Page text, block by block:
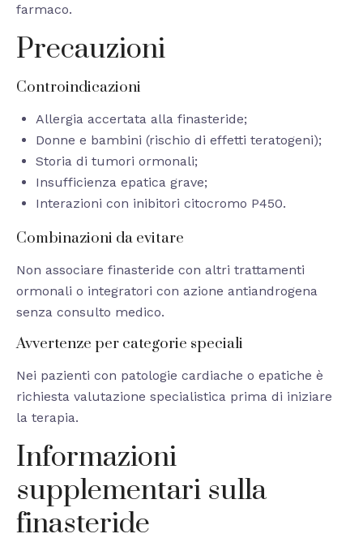
farmaco.
Precauzioni
Controindicazioni
Allergia accertata alla finasteride;
Donne e bambini (rischio di effetti teratogeni);
Storia di tumori ormonali;
Insufficienza epatica grave;
Interazioni con inibitori citocromo P450.
Combinazioni da evitare
Non associare finasteride con altri trattamenti
ormonali o integratori con azione antiandrogena
senza consulto medico.
Avvertenze per categorie speciali
Nei pazienti con patologie cardiache o epatiche è
richiesta valutazione specialistica prima di iniziare
la terapia.
Informazioni
supplementari sulla
finasteride